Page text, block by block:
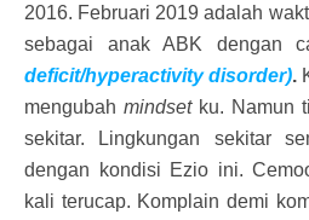
2016. Februari 2019 adalah
sebagai anak ABK dengan
deficit/hyperactivity disorder).
mengubah mindset ku. Namun
sekitar. Lingkungan sekitar
dengan kondisi Ezio ini.
kali terucap. Komplain demi